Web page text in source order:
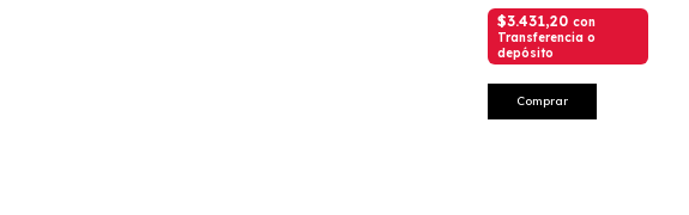
$3.431,20 con
Transferencia o
depósito
Comprar